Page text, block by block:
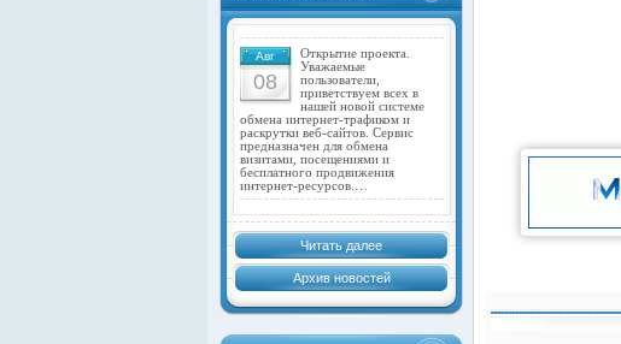
Авг
08
Открытие проекта.
Уважаемые
пользователи,
приветствуем всех в
нашей новой системе
обмена интернет-трафиком и
раскрутки веб-сайтов. Сервис
предназначен для обмена
визитами, посещениями и
бесплатного продвижения
интернет-ресурсов.…
Читать далее
Архив новостей